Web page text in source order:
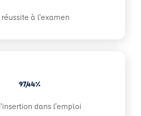
réussite à l'examen
97,44%
dans l'emploi